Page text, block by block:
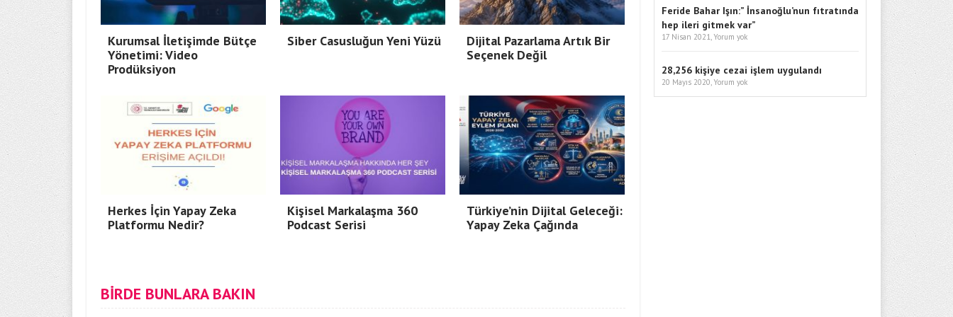
Kurumsal İletişimde Bütçe
Yönetimi: Video
Prodüksiyon
Siber Casusluğun Yeni Yüzü
Dijital Pazarlama Artık Bir
Seçenek Değil
Herkes İçin Yapay Zeka
Platformu Nedir?
Kişisel Markalaşma 360
Podcast Serisi
Türkiye’nin Dijital Geleceği:
Yapay Zeka Çağında
BİRDE BUNLARA BAKIN
Feride Bahar Işın:” İnsanoğlu’nun fıtratında
hep ileri gitmek var”
17 Nisan 2021, Yorum yok
28,256 kişiye cezai işlem uygulandı
20 Mayıs 2020, Yorum yok